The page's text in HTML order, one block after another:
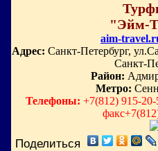
"Эйм-
aim-
Адрес: Санкт-Петербург,
Санкт-
Район:
Метро:
Телефоны: +7(812) 915-
Поделиться